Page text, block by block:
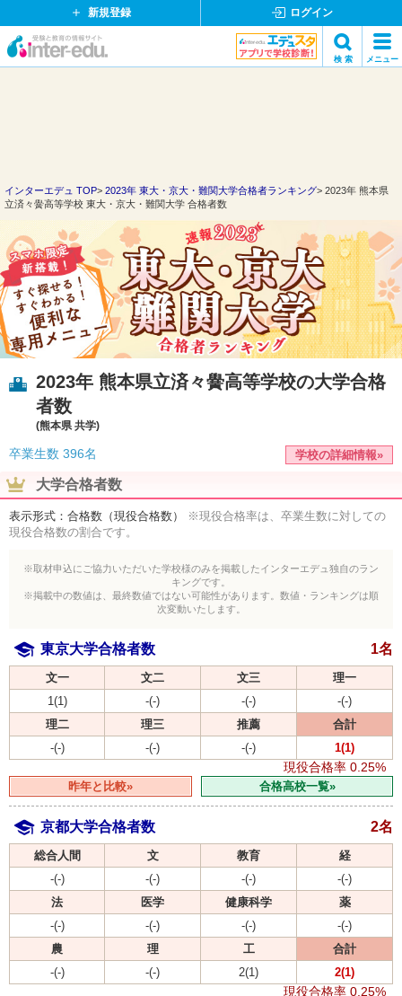
新規登録 ログイン
イ
ド
ッ
ト
コ
ム
検 索 メニュー
インターエデュ TOP 2023年 東大・京大・難関大学合格者ランキング
2023年 熊本県
立済々黌高等学校 東大・京大・難関大学 合格者数
2023年 熊本県立済々黌高等学校の大学合格
者数
(熊本県 共学)
卒業生数 396名 学校の詳細情報»
大学合格者数
表示形式：合格数（現役合格数）
※現役合格率は、卒業生数に対しての
現役合格数の割合です。
※取材申込にご協力いただいた学校様のみを掲載したインターエデュ独自のラン
キングです。
※掲載中の数値は、最終数値ではない可能性があります。数値・ランキングは順
次変動いたします。
東京大学合格者数 1名
文一 文二 文三
理一
1(1)
-(-) -(-)
-(-)
理二
理三 推薦
合計
-(-)
-(-) -(-) 1(1)
現役合格率 0.25%
昨年と比較» 合格高校一覧»
京都大学合格者数 2名
総合人間 文 教育
経
-(-)
-(-) -(-)
-(-)
法
医学 健康科学
薬
-(-)
-(-) -(-)
-(-)
農
理 工
合計
-(-)
-(-) 2(1) 2(1)
現役合格率 0.25%